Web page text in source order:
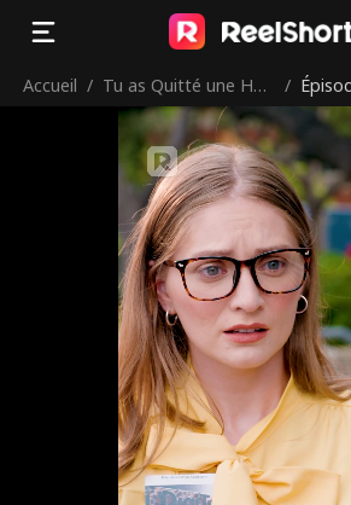
Accueil / Tu as Quitté une Héri
tière de Génie
/